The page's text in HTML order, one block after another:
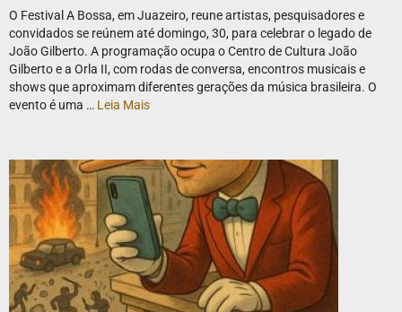
O Festival A Bossa, em Juazeiro, reune artistas, pesquisadores e
convidados se reúnem até domingo, 30, para celebrar o legado de
João Gilberto. A programação ocupa o Centro de Cultura João
Gilberto e a Orla II, com rodas de conversa, encontros musicais e
shows que aproximam diferentes gerações da música brasileira. O
evento é uma … Leia Mais